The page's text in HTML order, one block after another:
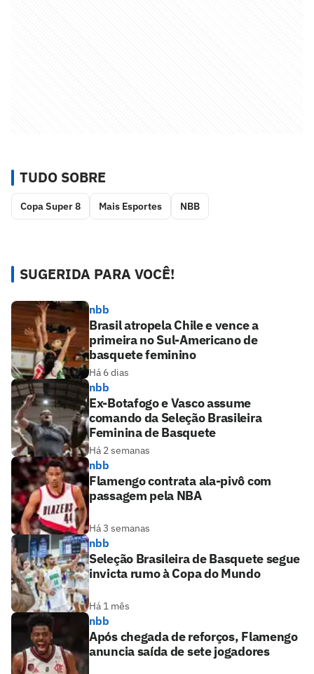
TUDO SOBRE
Copa Super 8 Mais Esportes NBB
SUGERIDA PARA VOCÊ!
nbb
Brasil atropela Chile e vence a
primeira no Sul-Americano de
basquete feminino
Há 6 dias
nbb
Ex-Botafogo e Vasco assume
comando da Seleção Brasileira
Feminina de Basquete
Há 2 semanas
nbb
Flamengo contrata ala-pivô com
passagem pela NBA
Há 3 semanas
nbb
Seleção Brasileira de Basquete segue
invicta rumo à Copa do Mundo
Há 1 mês
nbb
Após chegada de reforços, Flamengo
anuncia saída de sete jogadores